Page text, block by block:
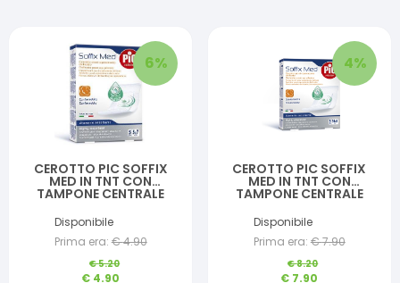
6%
CEROTTO PIC SOFFIX
MED IN TNT CON
TAMPONE CENTRALE
MONOUSO 5X7 CM
ANTIBATTERICO 5 PEZZI
Disponibile
Prima era: €4.90
€5.20
€ 4.90
4%
CEROTTO PIC SOFFIX
MED IN TNT CON
TAMPONE CENTRALE
MONOUSO 10X8 CM
ANTIBATTERICO 5 PEZZI
Disponibile
Prima era: €7.90
€8.20
€ 7.90